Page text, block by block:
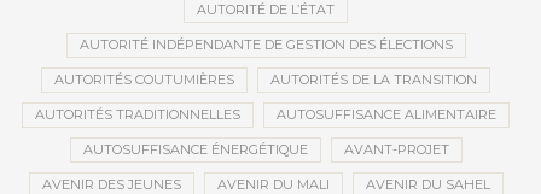
AUTORITÉ DE L’ÉTAT
AUTORITÉ INDÉPENDANTE DE GESTION DES ÉLECTIONS
AUTORITÉS COUTUMIÈRES AUTORITÉS DE LA TRANSITION
AUTORITÉS TRADITIONNELLES AUTOSUFFISANCE ALIMENTAIRE
AUTOSUFFISANCE ÉNERGÉTIQUE AVANT-PROJET
AVENIR DES JEUNES AVENIR DU MALI AVENIR DU SAHEL